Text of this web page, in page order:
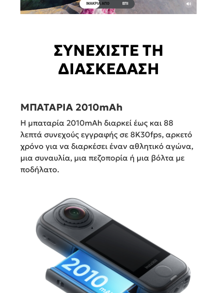
ΣΥΝΕΧΙΣΤΕ ΤΗ
ΔΙΑΣΚΕΔΑΣΗ
ΜΠΑΤΑΡΙΑ 2010mAh
Η μπαταρία 2010mAh διαρκεί έως και 88
λεπτά συνεχούς εγγραφής σε 8K30fps, αρκετό
χρόνο για να διαρκέσει έναν αθλητικό αγώνα,
μια συναυλία, μια πεζοπορία ή μια βόλτα με
ποδήλατο.